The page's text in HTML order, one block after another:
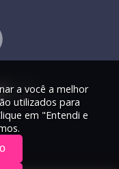
a você a melhor
utilizados para
em "Entendi e